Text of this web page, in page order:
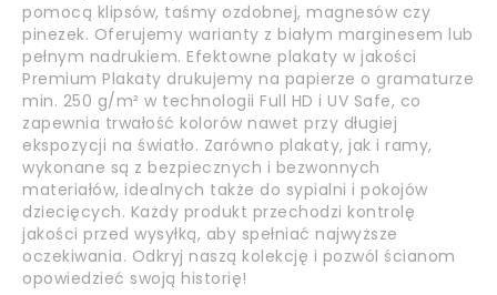
pomocą klipsów, taśmy ozdobnej, magnesów czy
pinezek. Oferujemy warianty z białym marginesem lub
pełnym nadrukiem. Efektowne plakaty w jakości
Premium Plakaty drukujemy na papierze o gramaturze
min. 250 g/m² w technologii Full HD i UV Safe, co
zapewnia trwałość kolorów nawet przy długiej
ekspozycji na światło. Zarówno plakaty, jak i ramy,
wykonane są z bezpiecznych i bezwonnych
materiałów, idealnych także do sypialni i pokojów
dziecięcych. Każdy produkt przechodzi kontrolę
jakości przed wysyłką, aby spełniać najwyższe
oczekiwania. Odkryj naszą kolekcję i pozwól ścianom
opowiedzieć swoją historię!